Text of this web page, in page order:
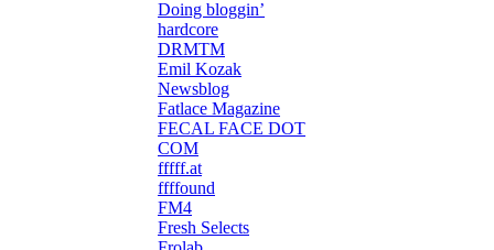
Doing bloggin’
hardcore
DRMTM
Emil Kozak
Newsblog
Fatlace Magazine
FECAL FACE DOT
COM
fffff.at
ffffound
FM4
Fresh Selects